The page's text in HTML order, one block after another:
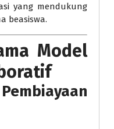
yang mendukung
beasiswa.
Model